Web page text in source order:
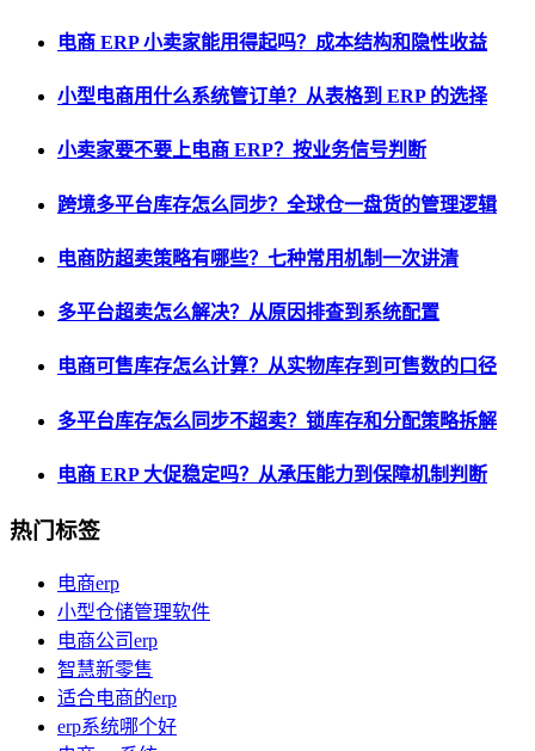
电商 ERP 小卖家能用得起吗？成本结构和隐性收益
小型电商用什么系统管订单？从表格到 ERP 的选择
小卖家要不要上电商 ERP？按业务信号判断
跨境多平台库存怎么同步？全球仓一盘货的管理逻辑
电商防超卖策略有哪些？七种常用机制一次讲清
多平台超卖怎么解决？从原因排查到系统配置
电商可售库存怎么计算？从实物库存到可售数的口径
多平台库存怎么同步不超卖？锁库存和分配策略拆解
电商 ERP 大促稳定吗？从承压能力到保障机制判断
热门标签
电商erp
小型仓储管理软件
电商公司erp
智慧新零售
适合电商的erp
erp系统哪个好